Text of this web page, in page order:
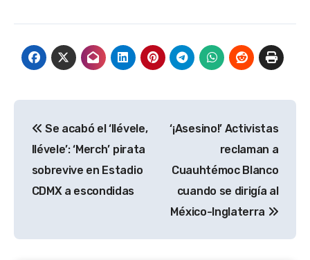
de
entradas
Se acabó el ‘llévele,
llévele’: ‘Merch’ pirata
sobrevive en Estadio
CDMX a escondidas
‘¡Asesino!’ Activistas
reclaman a
Cuauhtémoc Blanco
cuando se dirigía al
México-Inglaterra